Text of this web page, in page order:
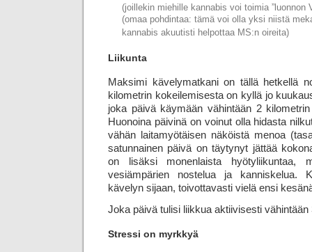
(joillekin miehille kannabis voi toimia ”luonnon
(omaa pohdintaa: tämä voi olla yksi niistä
kannabis akuutisti helpottaa MS:n oireita)
Liikunta
Maksimi kävelymatkani on tällä hetkellä
kilo­metrin kokeilemisesta on kyllä jo
joka päivä käymään vähintään 2
Huonoina päivinä on voinut olla hidasta
vähän laitamyötäisen näköistä menoa
satunnainen päivä on täytynyt jättää
on lisäksi monenlaista hyötyliikuntaa,
vesiämpärien nostelua ja kanniskelua.
kävelyn sijaan, toivottavasti vielä ensi
Joka päivä tulisi liikkua aktiivisesti vähintään
Stressi on myrkkyä